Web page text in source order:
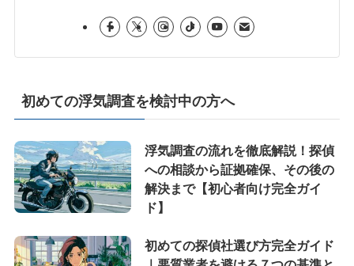
初めての浮気調査を検討中の方へ
浮気調査の流れを徹底解説！探偵
への相談から証拠確保、その後の
解決まで【初心者向け完全ガイ
ド】
初めての探偵社選び方完全ガイド